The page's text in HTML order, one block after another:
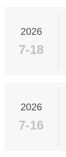
2026
7-18
2026
7-16